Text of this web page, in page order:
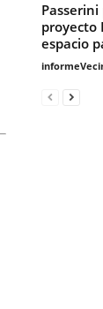
proyecto
espacio